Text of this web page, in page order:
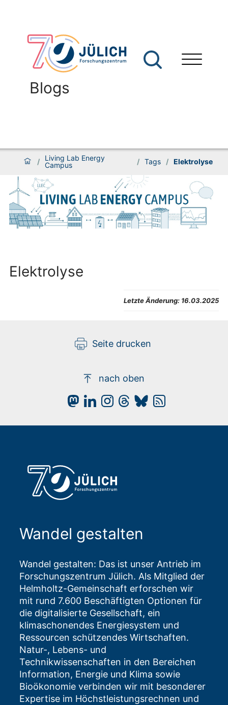
Blogs
/
Living Lab Energy
Campus
/ Tags / Elektrolyse
Elektrolyse
Letzte Änderung: 16.03.2025
Seite drucken
nach oben
Wandel gestalten
Wandel gestalten: Das ist unser Antrieb im
Forschungszentrum Jülich. Als Mitglied der
Helmholtz-Gemeinschaft erforschen wir
mit rund 7.600 Beschäftigten Optionen für
die digitalisierte Gesellschaft, ein
klimaschonendes Energiesystem und
Ressourcen schützendes Wirtschaften.
Natur-, Lebens- und
Technikwissenschaften in den Bereichen
Information, Energie und Klima sowie
Bioökonomie verbinden wir mit besonderer
Expertise im Höchstleistungsrechnen und